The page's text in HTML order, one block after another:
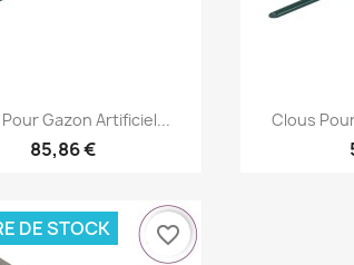
Aperçu rapide
Gazon Artificiel...
85,86 €

Clous
DE STOCK favorite_border